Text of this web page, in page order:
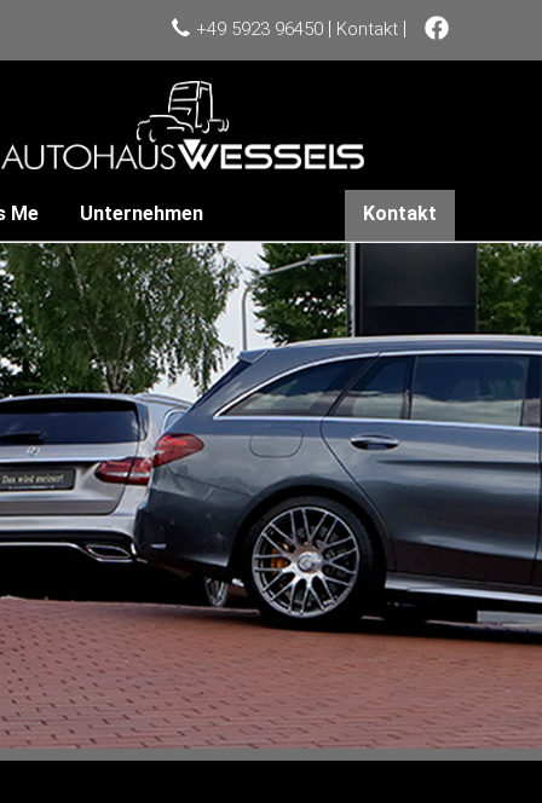
+49 5923 96450 | Kontakt |
Me Unternehmen Kontakt